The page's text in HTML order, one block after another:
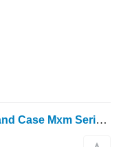
Hidraulinis skirstytuvas New Holland Case Mxm Series Tm150, Tm130, Tm140 Hydraulic Valve Body 5195158 ratinio traktoriaus